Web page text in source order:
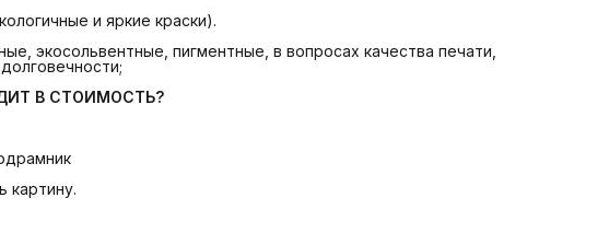
и яркие краски).
экосольвентные, пигментные, в вопросах качества печати,
В СТОИМОСТЬ?
картину.